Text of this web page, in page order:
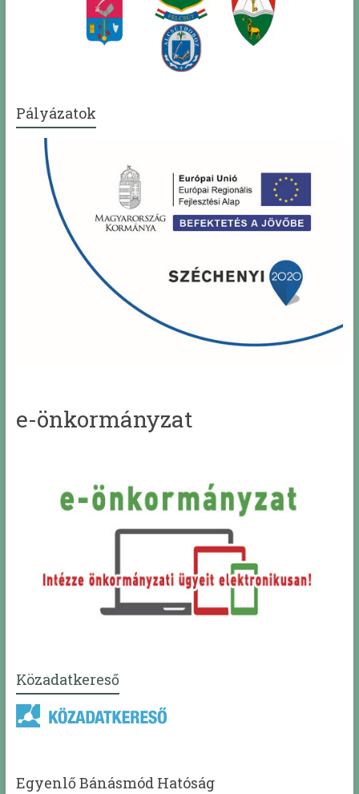
Pályázatok
e-önkormányzat
Közadatkereső
Egyenlő Bánásmód Hatóság